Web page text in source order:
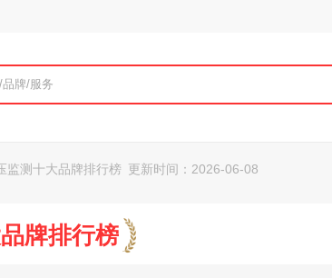
监测十大品牌排行榜 更新时间：2026-06-08
牌排行榜